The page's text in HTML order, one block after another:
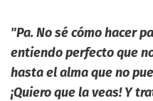
"Pa. No sé cómo hacer
entiendo perfecto que
hasta el alma que no
¡Quiero que la veas! Y